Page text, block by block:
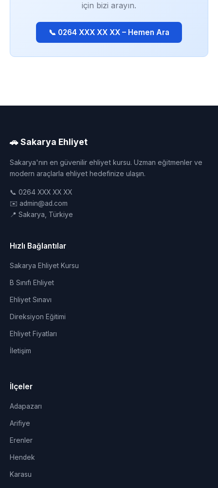
için bizi arayın.
📞 0264 XXX XX XX – Hemen Ara
🚗 Sakarya Ehliyet
Sakarya'nın en güvenilir ehliyet kursu. Uzman eğitmenler ve
modern araçlarla ehliyet hedefinize ulaşın.
📞 0264 XXX XX XX
✉️ admin@ad.com
📍 Sakarya, Türkiye
Hızlı Bağlantılar
Sakarya Ehliyet Kursu
B Sınıfı Ehliyet
Ehliyet Sınavı
Direksiyon Eğitimi
Ehliyet Fiyatları
İletişim
İlçeler
Adapazarı
Arifiye
Erenler
Hendek
Karasu